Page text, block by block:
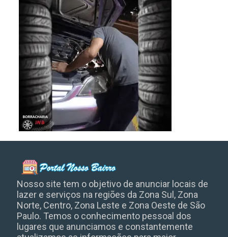
Nosso site tem o objetivo de anunciar locais de
lazer e serviços na regiões da Zona Sul, Zona
Norte, Centro, Zona Leste e Zona Oeste de São
Paulo. Temos o conhecimento pessoal dos
lugares que anunciamos e constantemente